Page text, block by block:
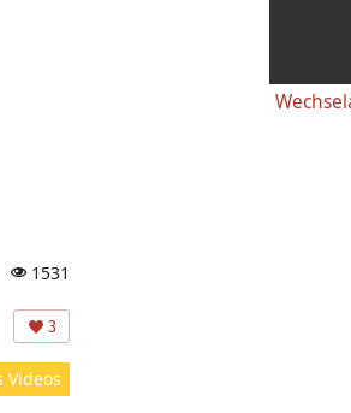
ic
ht
e
1531
3
Videos